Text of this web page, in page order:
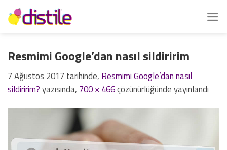
İçeriğe
atla
Resmimi Google’dan nasıl sildiririm
7 Ağustos 2017 tarihinde, Resmimi Google’dan nasıl
sildiririm?yazısında, 700 × 466çözünürlüğünde yayınlandı